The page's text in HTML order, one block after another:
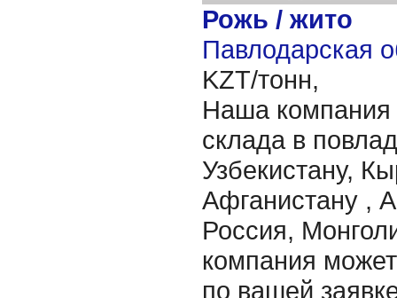
Рожь / жито
Павлодарская
KZT/тонн,
Наша компания
склада в
Узбекистану,
Афганистану ,
Россия,
компания
по вашей